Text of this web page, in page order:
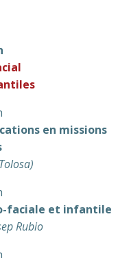
en missions
faciale et infantile
Rubio